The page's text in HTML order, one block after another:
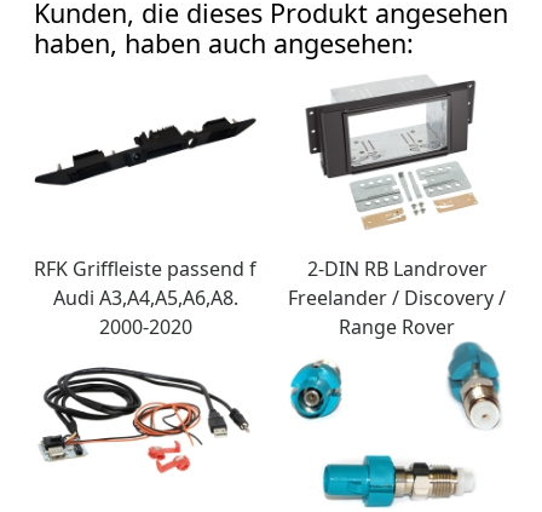
Kunden, die dieses Produkt angesehen
haben, haben auch angesehen:
RFK Griffleiste passend f
Audi A3,A4,A5,A6,A8.
2000-2020
2-DIN RB Landrover
Freelander / Discovery /
Range Rover